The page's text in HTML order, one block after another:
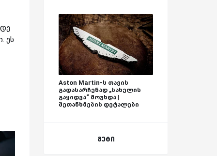
ეს
Aston Martin-ს თავის
გადასარჩენად „სახელის
გაყიდვა“ მოუხდა |
შეთანხმების დეტალები
მეტი